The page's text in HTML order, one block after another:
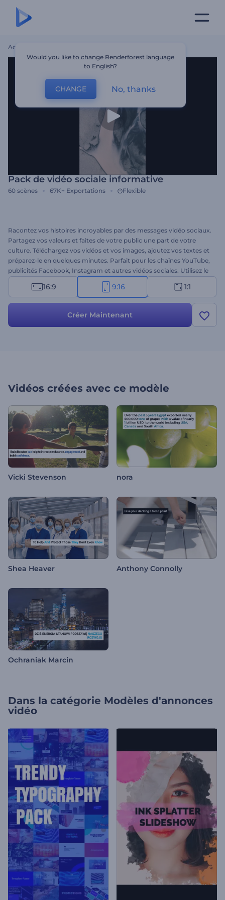
Accueil
Pack de vidéo sociale informative
60 scènes 67K+ Exportations Flexible
Racontez vos histoires incroyables par des messages vidéo sociaux.
Partagez vos valeurs et faites de votre public une part de votre
culture. Téléchargez vos vidéos et vos images, ajoutez vos textes et
préparez-le en quelques minutes. Parfait pour les chaînes YouTube,
publicités Facebook, Instagram et autres vidéos sociales. Utilisez le
Pack de vidéo sociale informative pour créer, éditer et partager vos
vidéos. Essayez-le sans plus attendre!
16:9 9:16 1:1
Créer Maintenant
Vidéos créées avec ce modèle
Vicki Stevenson nora
Shea Heaver Anthony Connolly
Ochraniak Marcin
Dans la catégorie Modèles d'annonces
vidéo
Would you like to change Renderforest language
to English?
CHANGE No, thanks